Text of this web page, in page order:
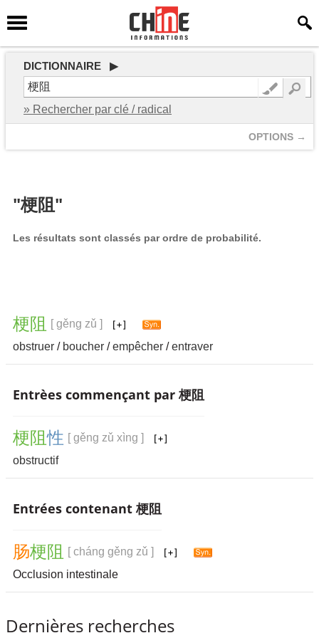
DICTIONNAIRE ▶
» Rechercher par clé / radical
OPTIONS →
"梗阻"
Les résultats sont classés par ordre de probabilité.
梗 阻
[ gěng zǔ ]
obstruer / boucher /empêcher /entraver
Entrèes commençant par 梗阻
梗阻性 [ gěng zǔ xìng ]
obstructif
Entrées contenant 梗阻
肠梗 阻
[ cháng gěng zǔ ]
Occlusion intestinale
Dernières recherches